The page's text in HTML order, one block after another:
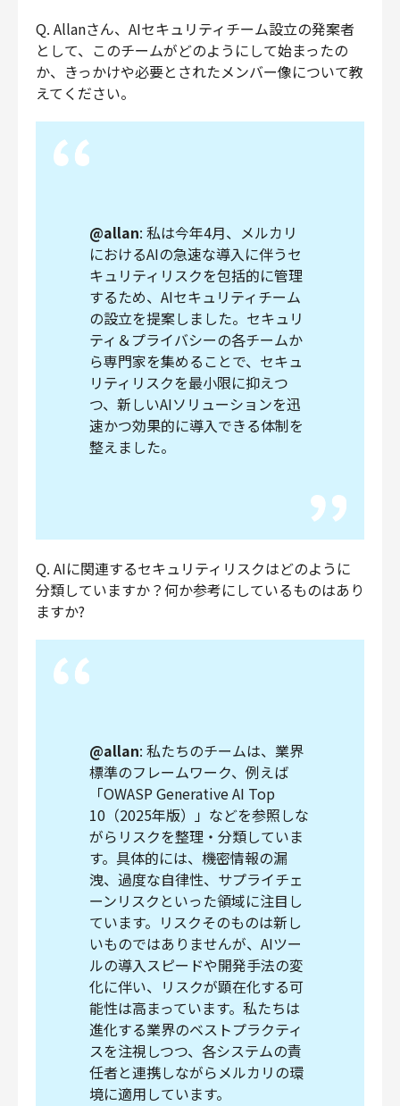
Q. Allanさん、AIセキュリティチーム設立の発案者
として、このチームがどのようにして始まったの
か、きっかけや必要とされたメンバー像について教
えてください。
@allan: 私は今年4月、メルカリ
におけるAIの急速な導入に伴うセ
キュリティリスクを包括的に管理
するため、AIセキュリティチーム
の設立を提案しました。セキュリ
ティ＆プライバシーの各チームか
ら専門家を集めることで、セキュ
リティリスクを最小限に抑えつ
つ、新しいAIソリューションを迅
速かつ効果的に導入できる体制を
整えました。
Q. AIに関連するセキュリティリスクはどのように
分類していますか？何か参考にしているものはあり
ますか?
@allan: 私たちのチームは、業界
標準のフレームワーク、例えば
「OWASP Generative AI Top
10（2025年版）」などを参照しな
がらリスクを整理・分類していま
す。具体的には、機密情報の漏
洩、過度な自律性、サプライチェ
ーンリスクといった領域に注目し
ています。リスクそのものは新し
いものではありませんが、AIツー
ルの導入スピードや開発手法の変
化に伴い、リスクが顕在化する可
能性は高まっています。私たちは
進化する業界のベストプラクティ
スを注視しつつ、各システムの責
任者と連携しながらメルカリの環
境に適用しています。